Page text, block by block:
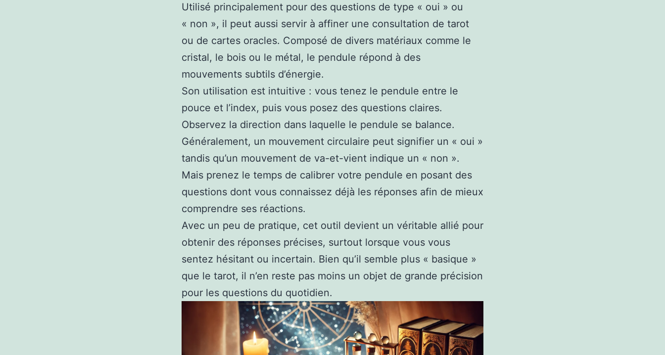
Utilisé principalement pour des questions de type « oui » ou
« non », il peut aussi servir à affiner une consultation de tarot
ou de cartes oracles. Composé de divers matériaux comme le
cristal, le bois ou le métal, le pendule répond à des
mouvements subtils d’énergie.
Son utilisation est intuitive : vous tenez le pendule entre le
pouce et l’index, puis vous posez des questions claires.
Observez la direction dans laquelle le pendule se balance.
Généralement, un mouvement circulaire peut signifier un « oui »
tandis qu’un mouvement de va-et-vient indique un « non ».
Mais prenez le temps de calibrer votre pendule en posant des
questions dont vous connaissez déjà les réponses afin de mieux
comprendre ses réactions.
Avec un peu de pratique, cet outil devient un véritable allié pour
obtenir des réponses précises, surtout lorsque vous vous
sentez hésitant ou incertain. Bien qu’il semble plus « basique »
que le tarot, il n’en reste pas moins un objet de grande précision
pour les questions du quotidien.